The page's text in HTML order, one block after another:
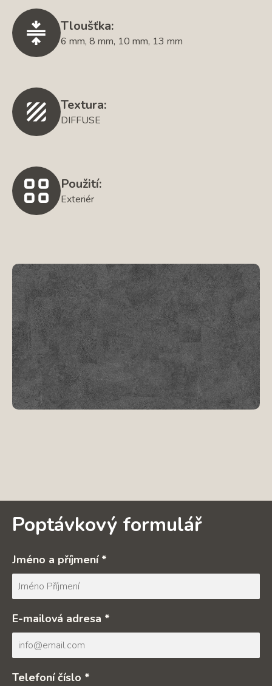
Tloušťka:
6 mm, 8 mm, 10 mm, 13 mm
Textura:
DIFFUSE
Použití:
Exteriér
Poptávkový formulář
Jméno a příjmení *
E-mailová adresa *
Telefoní číslo *